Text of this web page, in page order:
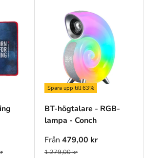
Spara upp till 63%
BT-högtalare - RGB-
lampa - Conch
Från 479,00 kr
1.279,00 kr